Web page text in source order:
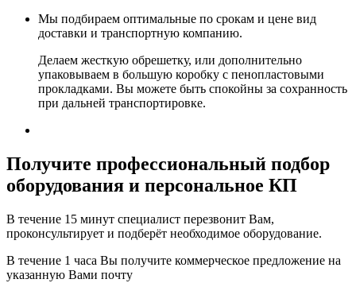
Мы подбираем оптимальные по срокам и цене вид
доставки и транспортную компанию.
Делаем жесткую обрешетку, или дополнительно
упаковываем в большую коробку с пенопластовыми
прокладками. Вы можете быть спокойны за сохранность
при дальней транспортировке.
Получите профессиональный подбор
оборудования и персональное КП
В течение 15 минут специалист перезвонит Вам,
проконсультирует и подберёт необходимое оборудование.
В течение 1 часа Вы получите коммерческое предложение на
указанную Вами почту